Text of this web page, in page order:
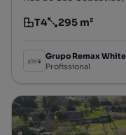
Tipologia
T4
Preço por metro
295 m²
Grupo Remax White
Profissional